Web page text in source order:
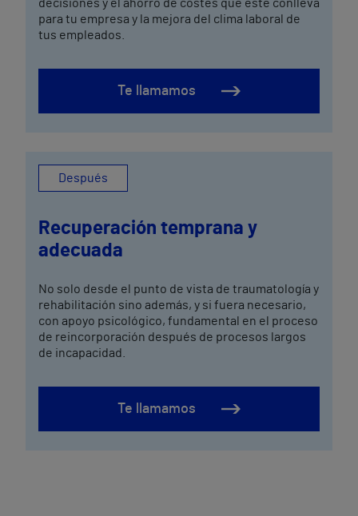
decisiones y el ahorro de costes que este conlleva
para tu empresa y la mejora del clima laboral de
tus empleados.
Te llamamos
Después
Recuperación temprana y
adecuada
No solo desde el punto de vista de traumatología y
rehabilitación sino además, y si fuera necesario,
con apoyo psicológico, fundamental en el proceso
de reincorporación después de procesos largos
de incapacidad.
Te llamamos